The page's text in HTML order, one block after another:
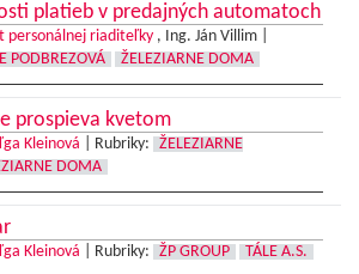
platieb v predajných automatoch
personálnej riaditeľky , Ing. Ján Villim |
PODBREZOVÁ ŽELEZIARNE DOMA
prospieva kvetom
Kleinová Rubriky:
ŽELEZIARNE
DOMA
Kleinová Rubriky: ŽP GROUP TÁLE A.S.